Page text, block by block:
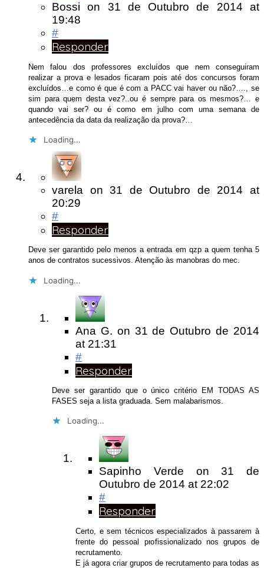
Bossi on 31 de Outubro de 2014at
19:48
#
Responder
Nem falou dos professores excluídos que nem conseguiram
realizar a prova e lesados ficaram pois até dos concursos foram
excluídos…e como é que é com a PACC vai haver ou não?…., se
sim para quem desta vez?..ou é sempre para os mesmos?… e
quando vai ser? ou é como em julho com uma semana de
antecedência da data da realização da prova?…
Loading...
varela on31 de Outubro de 2014at
20:29
#
Responder
Deve ser garantido pelo menos a entrada em qzp a quem tenha 5
anos de contratos sucessivos. Atenção às manobras do mec.
Loading...
Ana G. on 31 de Outubro de 2014
at 21:31
#
Responder
Deve ser garantido que o único critério EM TODAS AS
FASES seja a lista graduada. Sem malabarismos.
Loading...
Sapinho Verde on31 de
Outubro de 2014 at 22:02
#
Responder
Certo, e sem técnicos especializados à passarem à
frente do pessoal profissionalizado nos grupos de
recrutamento.
E já agora criar grupos de recrutamento para todas as